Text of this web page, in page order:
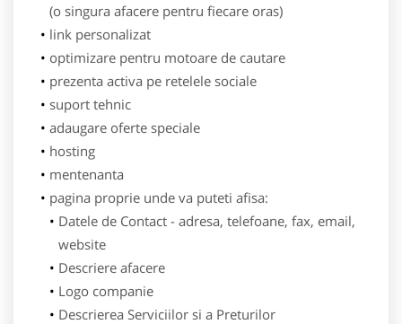
(o singura afacere pentru fiecare oras)
link personalizat
optimizare pentru motoare de cautare
prezenta activa pe retelele sociale
suport tehnic
adaugare oferte speciale
hosting
mentenanta
pagina proprie unde va puteti afisa:
Datele de Contact - adresa, telefoane, fax, email,
website
Descriere afacere
Logo companie
Descrierea Serviciilor si a Preturilor